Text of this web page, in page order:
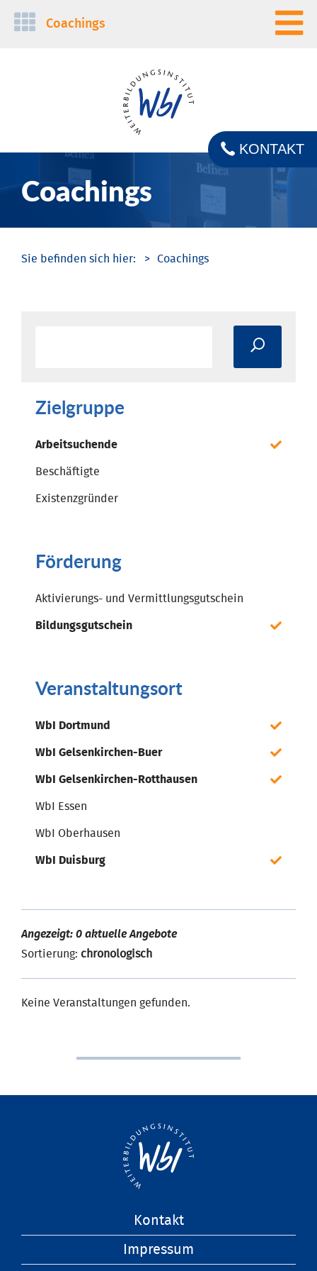
Navigation
Coachings
Coachings
KONTAKT
Coachings
Zielgruppe
Arbeitsuchende
Beschäftigte
Existenzgründer
Förderung
Aktivierungs- und Vermittlungsgutschein
Bildungsgutschein
Veranstaltungsort
WbI Dortmund
WbI Gelsenkirchen-Buer
WbI Gelsenkirchen-Rotthausen
WbI Essen
WbI Oberhausen
WbI Duisburg
Angezeigt: 0 aktuelle Angebote
Sortierung: chronologisch
Keine Veranstaltungen gefunden.
Kontakt
Impressum